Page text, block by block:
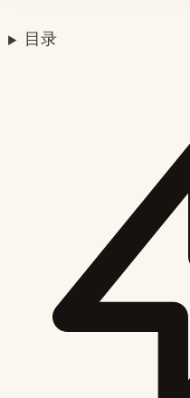
目录